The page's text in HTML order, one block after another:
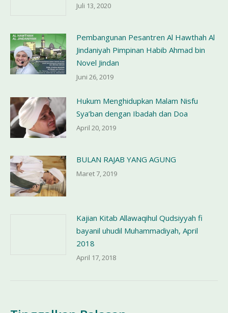
Juli 13, 2020
Pembangunan Pesantren Al Hawthah Al
Jindaniyah Pimpinan Habib Ahmad bin
Novel Jindan
Juni 26, 2019
Hukum Menghidupkan Malam Nisfu
Sya’ban dengan Ibadah dan Doa
April 20, 2019
BULAN RAJAB YANG AGUNG
Maret 7, 2019
Kajian Kitab Allawaqihul Qudsiyyah fi
bayanil uhudil Muhammadiyah, April
2018
April 17, 2018